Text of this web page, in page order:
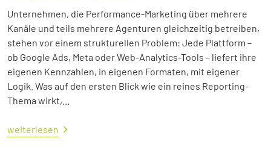
Unternehmen, die Performance-Marketing über mehrere
Kanäle und teils mehrere Agenturen gleichzeitig betreiben,
stehen vor einem strukturellen Problem: Jede Plattform –
ob Google Ads, Meta oder Web-Analytics-Tools – liefert ihre
eigenen Kennzahlen, in eigenen Formaten, mit eigener
Logik. Was auf den ersten Blick wie ein reines Reporting-
Thema wirkt,...
weiterlesen